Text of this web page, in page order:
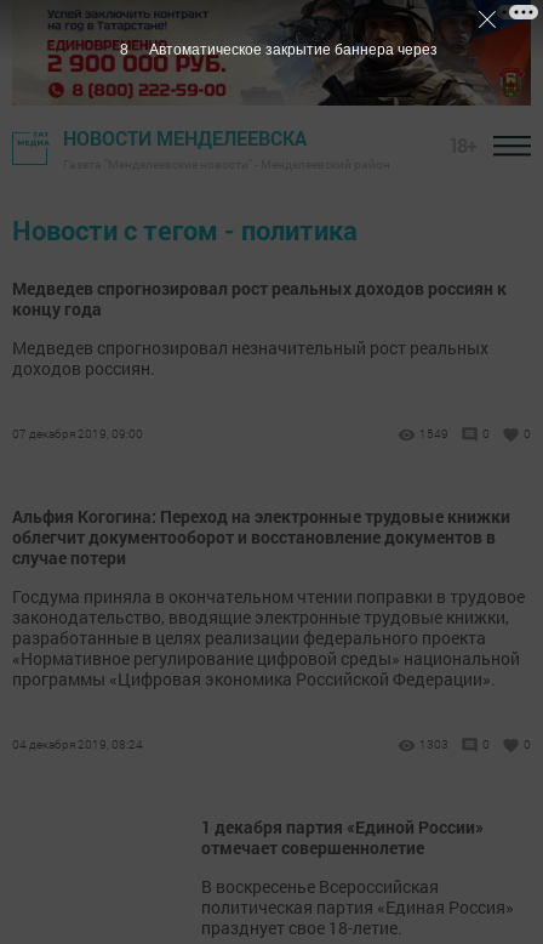
НОВОСТИ МЕНДЕЛЕЕВСКА
Новости с тегом - политика
Медведев спрогнозировал рост реальных доходов россиян к
концу года
Медведев спрогнозировал незначительный рост реальных
доходов россиян.
07 декабря 2019, 09:00 1549 0 0
Альфия Когогина: Переход на электронные трудовые книжки
облегчит документооборот и восстановление документов в
случае потери
Госдума приняла в окончательном чтении поправки в трудовое
законодательство, вводящие электронные трудовые книжки,
разработанные в целях реализации федерального проекта
«Нормативное регулирование цифровой среды» национальной
программы «Цифровая экономика Российской Федерации».
04 декабря 2019, 08:24 1303 0 0
1 декабря партия «Единой России»
отмечает совершеннолетие
В воскресенье Всероссийская
политическая партия «Единая Россия»
празднует свое 18-летие.
7 Автоматическое закрытие баннера через